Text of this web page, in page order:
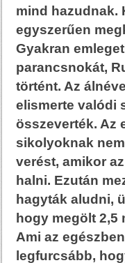
mind hazudnak.
egyszerűen
Gyakran
parancsnokát,
történt. Az
elismerte valódi
összeverték. Az
sikolyoknak
verést, amikor
halni. Ezután
hagyták aludni,
hogy megölt 2,5
Ami az
legfurcsább,